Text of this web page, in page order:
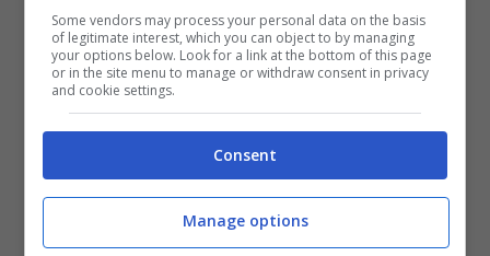
LEGGI ANCHE->Matrimonio a
prima vista, Daniela fa coming
out: “Amo una donna”
LEGGI ANCHE ->
Allegri e Ambra
Some vendors may process your personal data on the basis
of legitimate interest, which you can object to by managing
your options below. Look for a link at the bottom of this page
or in the site menu to manage or withdraw consent in privacy
and cookie settings.
Consent
Manage options